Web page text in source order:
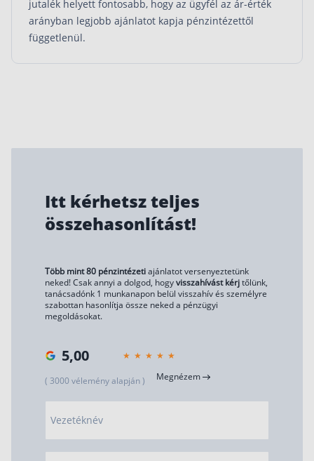
jutalék helyett fontosabb, hogy az ügyfél az ár-érték
arányban legjobb ajánlatot kapja pénzintézettől
függetlenül.
Itt kérhetsz teljes
összehasonlítást!
Több mint 80 pénzintézetiajánlatot versenyeztetünk
neked! Csak annyi a dolgod, hogyvisszahívást kérjtőlünk,
tanácsadónk 1 munkanapon belül visszahív és személyre
szabottan hasonlítja össze neked a pénzügyi
megoldásokat.
5,00
( 3000 vélemény alapján ) Megnézem
Vezetéknév